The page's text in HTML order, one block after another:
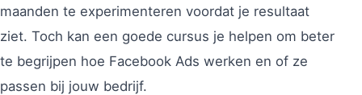
maanden te experimenteren voordat je resultaat
ziet. Toch kan een goede cursus je helpen om beter
te begrijpen hoe Facebook Ads werken en of ze
passen bij jouw bedrijf.